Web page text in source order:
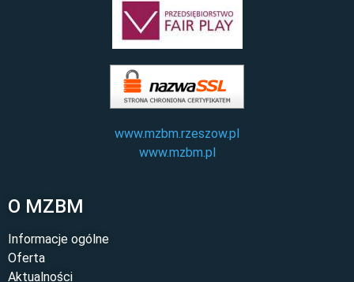
O MZBM
Informacje ogólne
Oferta
Aktualności
www.mzbm.rzeszow.pl
www.mzbm.pl